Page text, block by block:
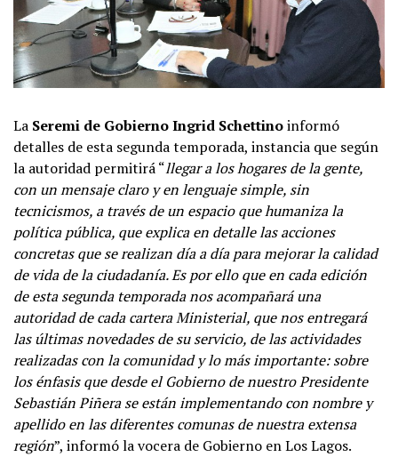
La Seremi de Gobierno Ingrid Schettinoinformó
detalles de esta segunda temporada, instancia que según
la autoridad permitirá “llegar a los hogares de la gente,
con un mensaje claro y en lenguaje simple, sin
tecnicismos, a través de un espacio que humaniza la
política pública, que explica en detalle las acciones
concretas que se realizan día a día para mejorar la calidad
de vida de la ciudadanía. Es por ello que en cada edición
de esta segunda temporada nos acompañará una
autoridad de cada cartera Ministerial, que nos entregará
las últimas novedades de su servicio, de las actividades
realizadas con la comunidad y lo más importante: sobre
los énfasis que desde el Gobierno de nuestro Presidente
Sebastián Piñera se están implementando con nombre y
apellido en las diferentes comunas de nuestra extensa
región”, informó la vocera de Gobierno en Los Lagos.